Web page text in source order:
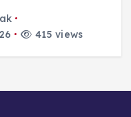
415 views